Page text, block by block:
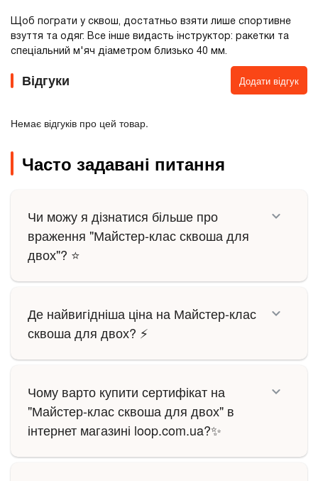
Щоб пограти у сквош, достатньо взяти лише спортивне
взуття та одяг. Все інше видасть інструктор: ракетки та
спеціальний м'яч діаметром близько 40 мм.
Відгуки Додати відгук
Немає відгуків про цей товар.
Часто задавані питання
Чи можу я дізнатися більше про
враження "Майстер-клас сквоша для
двох"? ⭐
Де найвигідніша ціна на Майстер-клас
сквоша для двох? ⚡
Чому варто купити сертифікат на
"Майстер-клас сквоша для двох" в
інтернет магазині loop.com.ua?✨